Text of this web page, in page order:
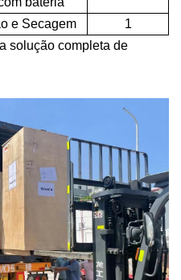
e Secagem
1
solução completa de